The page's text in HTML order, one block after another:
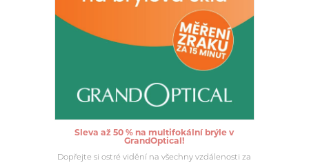
Sleva až 50 % na multifokální brýle v
GrandOptical!
Dopřejte si ostré vidění na všechny vzdálenosti za